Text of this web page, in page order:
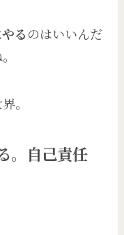
るのはいいんだ
。
。自己責任